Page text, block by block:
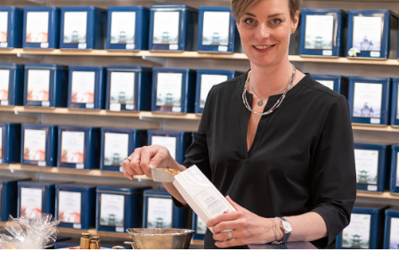
Ronnefeldt und sein Team
unterstützen uns aufs Beste mit
allem, was für besten Tee
erforderlich ist. Darauf verlassen wir
uns auch in Zukunft gerne!"
Marcus W. Eismann– Hotelier, Alpenhotel
Wittelsbach